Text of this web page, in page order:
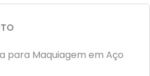
para Maquiagem em Aço